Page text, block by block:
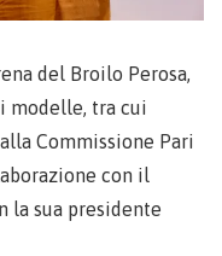
del Broilo Perosa,
modelle, tra cui
Commissione Pari
con il
la sua presidente